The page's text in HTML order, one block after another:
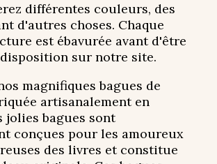
différentes couleurs, des
d'autres choses. Chaque
est ébavurée avant d'être
sur notre site.
magnifiques bagues de
artisanalement en
jolies bagues sont
conçues pour les amoureux
des livres et constitue